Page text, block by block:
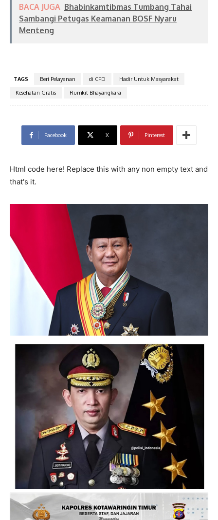
BACA JUGA Bhabinkamtibmas Tumbang Tahai
Sambangi Petugas Keamanan BOSF Nyaru
Menteng
TAGS Beri Pelayanan di CFD
Hadir Untuk Masyarakat
Kesehatan Gratis
Rumkit Bhayangkara
Facebook X Pinterest
Html code here! Replace this with any non empty text and
that's it.